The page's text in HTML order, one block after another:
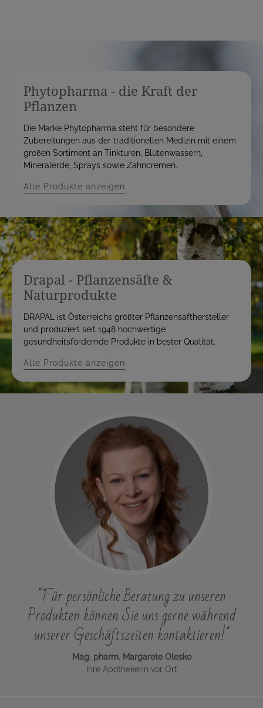
Phytopharma - die Kraft der
Pflanzen
Die Marke Phytopharma steht für besondere
Zubereitungen aus der traditionellen Medizin mit einem
großen Sortiment an Tinkturen, Blütenwassern,
Mineralerde, Sprays sowie Zahncremen.
Alle Produkte anzeigen
Drapal - Pflanzensäfte &
Naturprodukte
DRAPAL ist Österreichs größter Pflanzensafthersteller
und produziert seit 1948 hochwertige
gesundheitsfördernde Produkte in bester Qualität.
Alle Produkte anzeigen
"Für persönliche Beratung zu unseren
Produkten können Sie uns gerne während
unserer Geschäftszeiten kontaktieren!"
Mag. pharm. Margarete Olesko
Ihre Apothekerin vor Ort